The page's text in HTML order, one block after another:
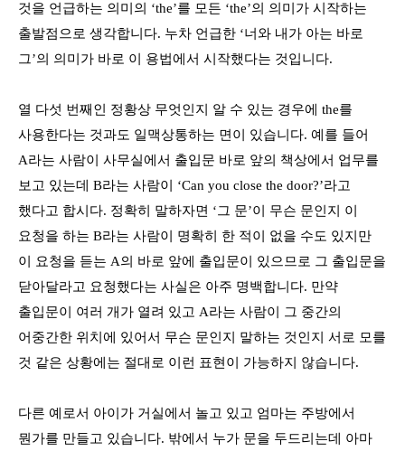
것을 언급하는 의미의 ‘the’를 모든 ‘the’의 의미가 시작하는
출발점으로 생각합니다. 누차 언급한 ‘너와 내가 아는 바로
그’의 의미가 바로 이 용법에서 시작했다는 것입니다.
열 다섯 번째인 정황상 무엇인지 알 수 있는 경우에 the를
사용한다는 것과도 일맥상통하는 면이 있습니다. 예를 들어
A라는 사람이 사무실에서 출입문 바로 앞의 책상에서 업무를
보고 있는데 B라는 사람이 ‘Can you close the door?’라고
했다고 합시다. 정확히 말하자면 ‘그 문’이 무슨 문인지 이
요청을 하는 B라는 사람이 명확히 한 적이 없을 수도 있지만
이 요청을 듣는 A의 바로 앞에 출입문이 있으므로 그 출입문을
닫아달라고 요청했다는 사실은 아주 명백합니다. 만약
출입문이 여러 개가 열려 있고 A라는 사람이 그 중간의
어중간한 위치에 있어서 무슨 문인지 말하는 것인지 서로 모를
것 같은 상황에는 절대로 이런 표현이 가능하지 않습니다.
다른 예로서 아이가 거실에서 놀고 있고 엄마는 주방에서
뭔가를 만들고 있습니다. 밖에서 누가 문을 두드리는데 아마